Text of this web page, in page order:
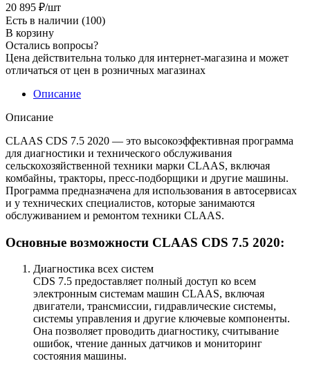
20 895 ₽/шт
Есть в наличии (100)
В корзину
Остались вопросы?
Цена действительна только для интернет-магазина и может
отличаться от цен в розничных магазинах
Описание
Описание
CLAAS CDS 7.5 2020 — это высокоэффективная программа
для диагностики и технического обслуживания
сельскохозяйственной техники марки CLAAS, включая
комбайны, тракторы, пресс-подборщики и другие машины.
Программа предназначена для использования в автосервисах
и у технических специалистов, которые занимаются
обслуживанием и ремонтом техники CLAAS.
Основные возможности CLAAS CDS 7.5 2020:
Диагностика всех систем
CDS 7.5 предоставляет полный доступ ко всем
электронным системам машин CLAAS, включая
двигатели, трансмиссии, гидравлические системы,
системы управления и другие ключевые компоненты.
Она позволяет проводить диагностику, считывание
ошибок, чтение данных датчиков и мониторинг
состояния машины.